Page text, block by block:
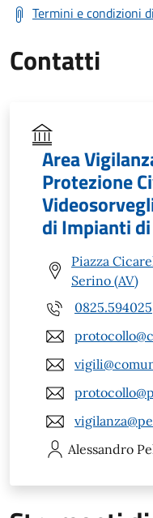
Termini e condizioni
Contatti
Area
Protezione
di Impianti
Piazza
Serino (AV)
0825.594025
Alessandro